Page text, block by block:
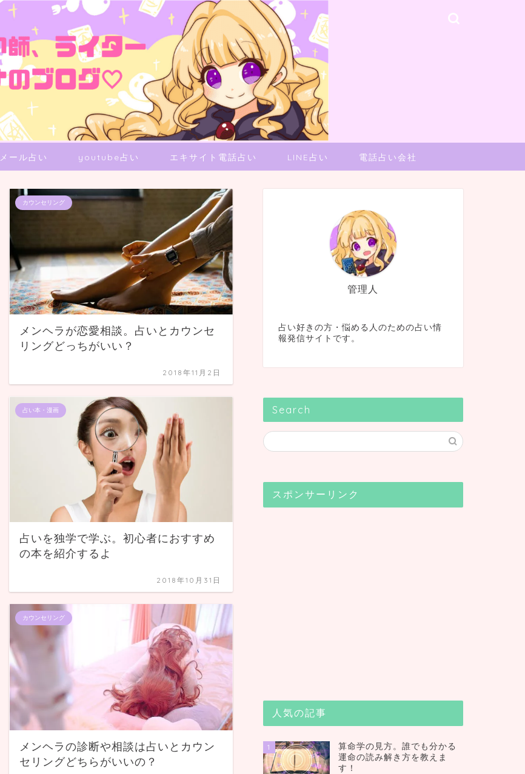
メール占い youtube占い エキサイト電話占い LINE占い 電話占い会社
カウンセリング
メンヘラが恋愛相談。占いとカウンセ
リングどっちがいい？
2018年11月2日
占い本・漫画
占いを独学で学ぶ。初心者におすすめ
の本を紹介するよ
2018年10月31日
カウンセリング
メンヘラの診断や相談は占いとカウン
セリングどちらがいいの？
管理人
占い好きの方・悩める人のための占い情
報発信サイトです。
Search
スポンサーリンク
人気の記事
1
算命学の見方。誰でも分かる
運命の読み解き方を教えま
す！